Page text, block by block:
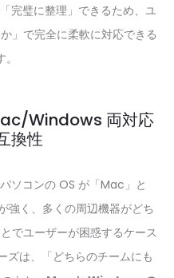
完璧に整理」できるため、ユ
」で完全に柔軟に対応できる
Windows 両対応
換性
ソコンの OS が「Mac」と
強く、多くの周辺機器がどち
でユーザーが困惑するケース
ズは、「どちらのチームにも